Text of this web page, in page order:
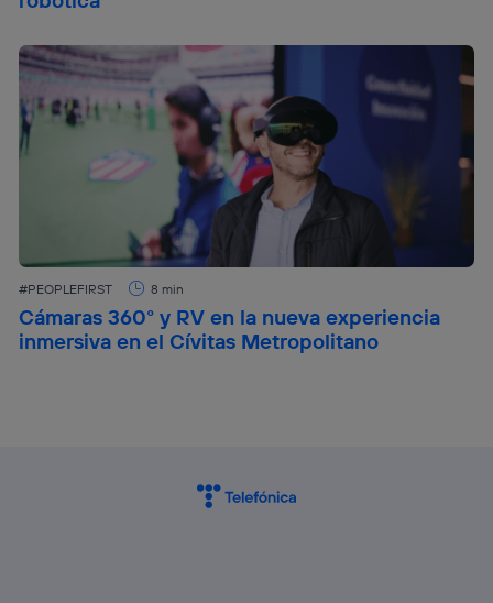
Cámaras 360° y RV en la nueva experiencia
inmersiva en el Cívitas Metropolitano
#PEOPLEFIRST 8 min